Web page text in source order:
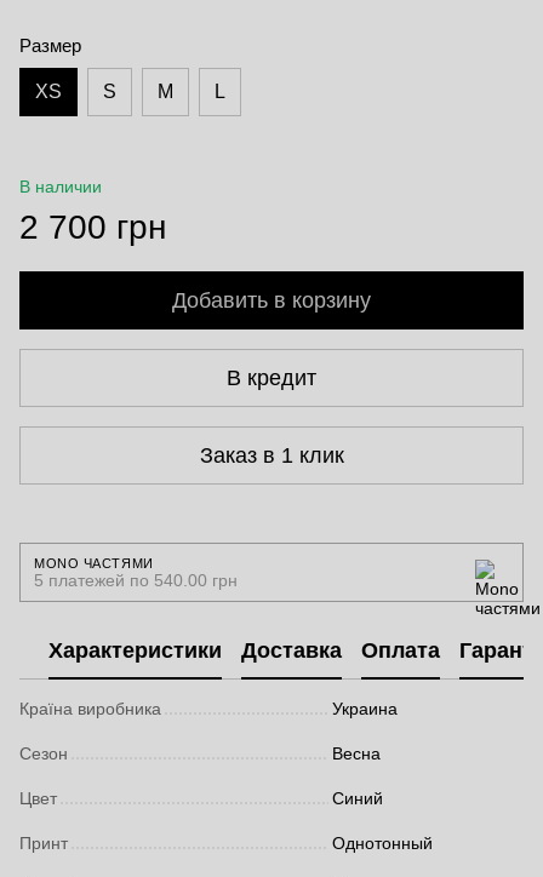
Размер
XS S M L
В наличии
2 700 грн
Добавить в корзину
В кредит
Заказ в 1 клик
MONO ЧАСТЯМИ
5 платежей по 540.00 грн
Характеристики Доставка Оплата
Країна виробника Украина
Сезон Весна
Цвет Синий
Принт Однотонный